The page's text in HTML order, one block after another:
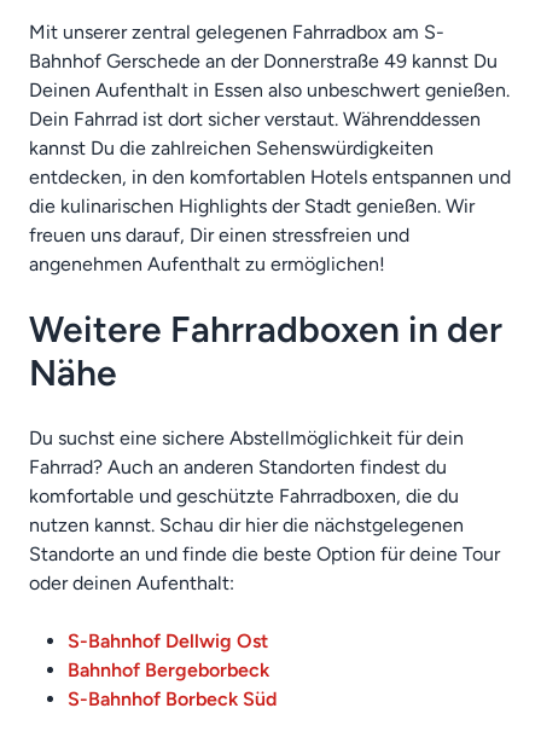
Mit unserer zentral gelegenen Fahrradbox am S-
Bahnhof Gerschede an der Donnerstraße 49 kannst Du
Deinen Aufenthalt in Essen also unbeschwert genießen.
Dein Fahrrad ist dort sicher verstaut. Währenddessen
kannst Du die zahlreichen Sehenswürdigkeiten
entdecken, in den komfortablen Hotels entspannen und
die kulinarischen Highlights der Stadt genießen. Wir
freuen uns darauf, Dir einen stressfreien und
angenehmen Aufenthalt zu ermöglichen!
Weitere Fahrradboxen in der
Nähe
Du suchst eine sichere Abstellmöglichkeit für dein
Fahrrad? Auch an anderen Standorten findest du
komfortable und geschützte Fahrradboxen, die du
nutzen kannst. Schau dir hier die nächstgelegenen
Standorte an und finde die beste Option für deine Tour
oder deinen Aufenthalt:
S-Bahnhof Dellwig Ost
Bahnhof Bergeborbeck
S-Bahnhof Borbeck Süd